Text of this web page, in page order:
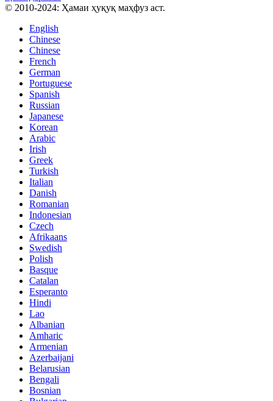
© 2010-2024: Ҳамаи ҳуқуқ маҳфуз аст.
English
Chinese
Chinese
French
German
Portuguese
Spanish
Russian
Japanese
Korean
Arabic
Irish
Greek
Turkish
Italian
Danish
Romanian
Indonesian
Czech
Afrikaans
Swedish
Polish
Basque
Catalan
Esperanto
Hindi
Lao
Albanian
Amharic
Armenian
Azerbaijani
Belarusian
Bengali
Bosnian